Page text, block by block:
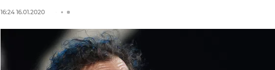
16:24 16.01.2020